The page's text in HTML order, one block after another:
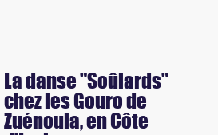
La danse "Soûlards"
chez les Gouro de
Zuénoula, en Côte